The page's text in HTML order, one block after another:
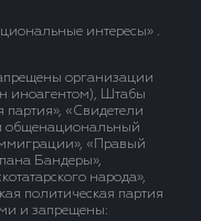
интересы» .
организации
иноагентом), Штабы
«Свидетели
общенациональный
«Правый
Бандеры»,
народа»,
политическая партия
и запрещены: